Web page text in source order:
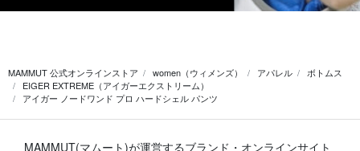
MAMMUT 公式オンラインストア women（ウィメンズ） アパレル
ボトムス
EIGER EXTREME（アイガーエクストリーム）
アイガー ノードワンド プロ ハードシェル パンツ
MAMMUT(マムート)が運営するブランド・オンラインサイト